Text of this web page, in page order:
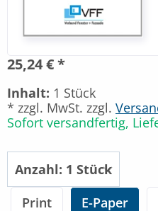
25,24 € *
Inhalt: 1 Stück
* zzgl. MwSt. zzgl.
Sofort versandfertig,
Print E-Paper